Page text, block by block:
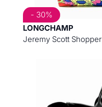
LONGCHAMP
Jeremy Scott Shopper
- 30%